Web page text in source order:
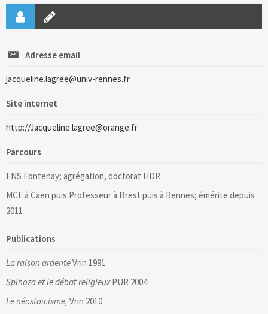
Adresse email
jacqueline.lagree@univ-rennes.fr
Site internet
http://Jacqueline.lagree@orange.fr
Parcours
ENS Fontenay; agrégation, doctorat HDR
MCF à Caen puis Professeur à Brest puis à Rennes; émérite depuis
2011
Publications
La raison ardenteVrin 1991
Spinoza et le débat religieuxPUR 2004
Le néostoïcisme, Vrin 2010